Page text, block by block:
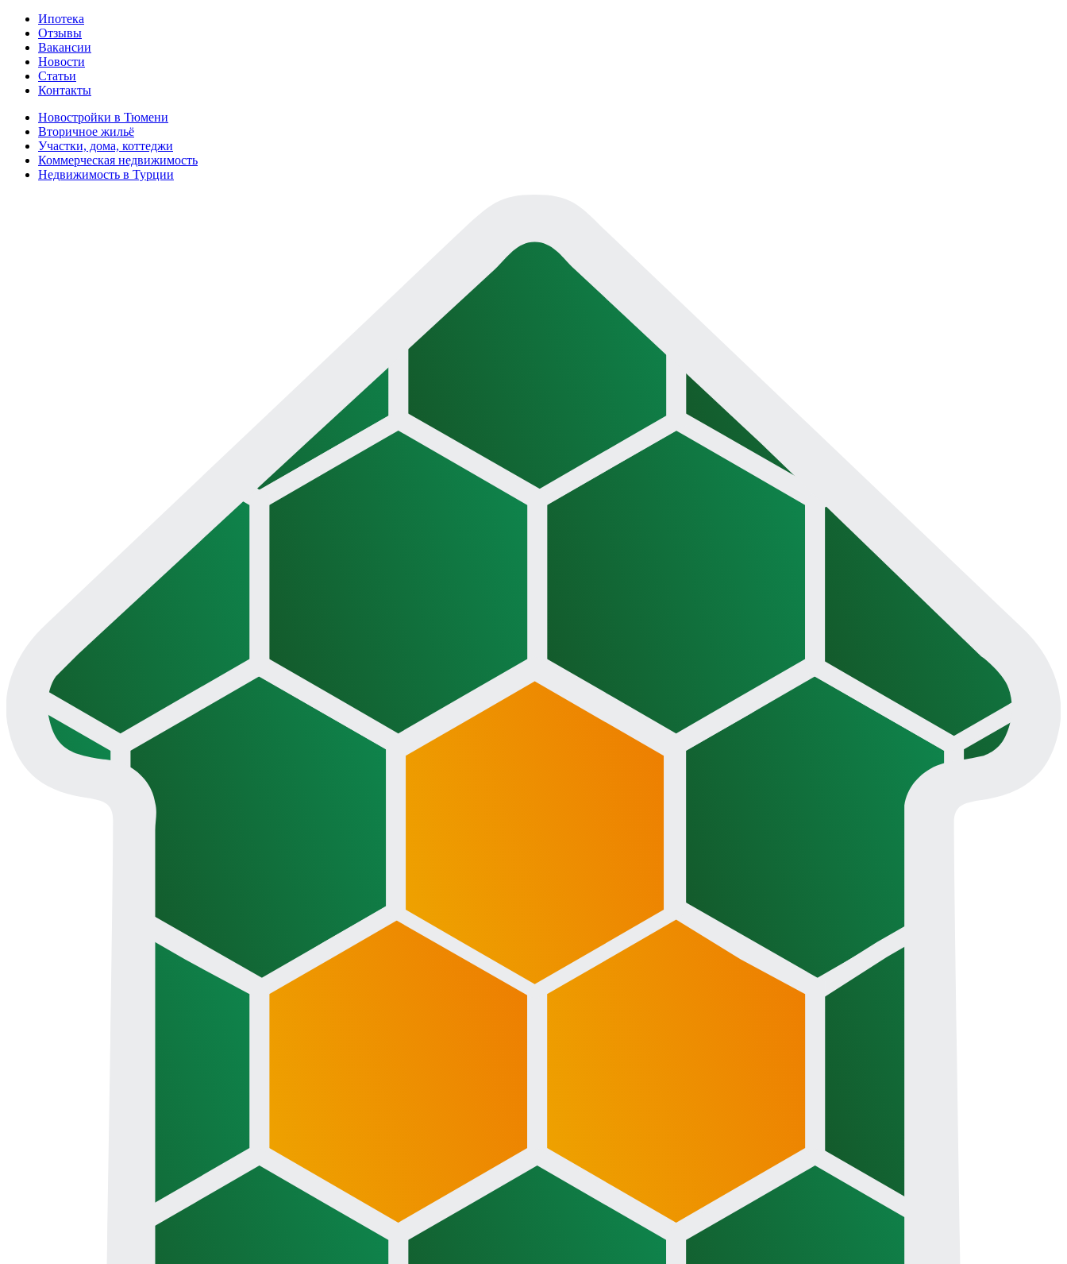
Ипотека
Отзывы
Вакансии
Новости
Статьи
Контакты
Новостройки в Тюмени
Вторичное жильё
Участки, дома, коттеджи
Коммерческая недвижимость
Недвижимость в Турции